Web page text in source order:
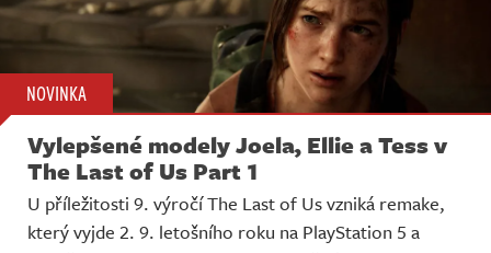
NOVINKA
Vylepšené modely Joela, Ellie a Tess v
The Last of Us Part 1
U příležitosti 9. výročí The Last of Us vzniká remake,
který vyjde 2. 9. letošního roku na PlayStation 5 a